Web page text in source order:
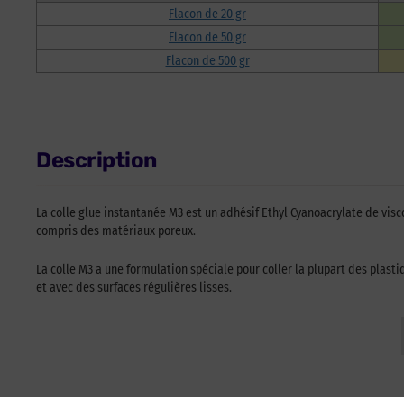
Flacon de 20 gr
Flacon de 50 gr
Flacon de 500 gr
Description
La colle glue instantanée M3 est un adhésif Ethyl Cyanoacrylate de
compris des matériaux poreux.
La colle M3 a une formulation spéciale pour coller la plupart des
et avec des surfaces régulières lisses.